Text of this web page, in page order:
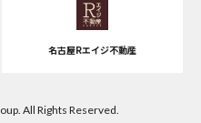
名古屋Rエイジ不動産
All Rights Reserved.